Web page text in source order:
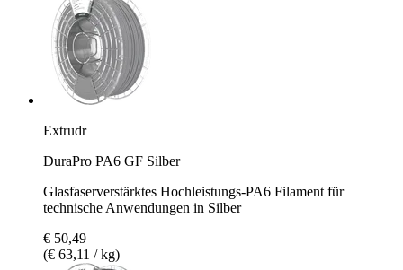
Extrudr
DuraPro PA6 GF Silber
Glasfaserverstärktes Hochleistungs-PA6 Filament für
technische Anwendungen in Silber
€ 50,49
(€ 63,11 / kg)